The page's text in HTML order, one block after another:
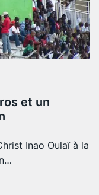
et un
Inao Oulaï à la